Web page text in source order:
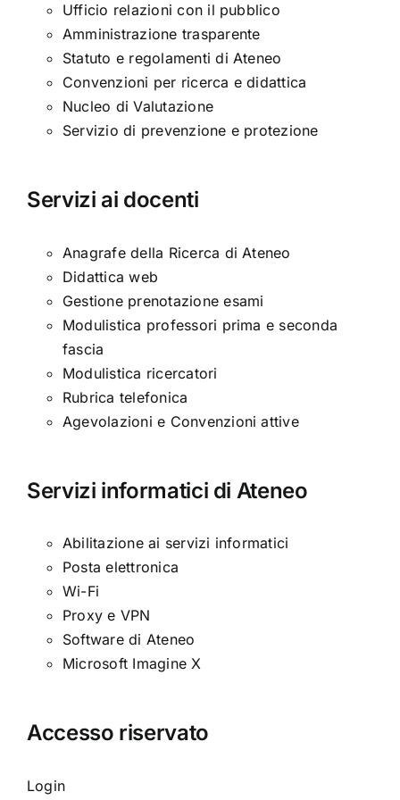
Ufficio relazioni con il pubblico
Amministrazione trasparente
Statuto e regolamenti di Ateneo
Convenzioni per ricerca e didattica
Nucleo di Valutazione
Servizio di prevenzione e protezione
Servizi ai docenti
Anagrafe della Ricerca di Ateneo
Didattica web
Gestione prenotazione esami
Modulistica professori prima e seconda
fascia
Modulistica ricercatori
Rubrica telefonica
Agevolazioni e Convenzioni attive
Servizi informatici di Ateneo
Abilitazione ai servizi informatici
Posta elettronica
Wi-Fi
Proxy e VPN
Software di Ateneo
Microsoft Imagine X
Accesso riservato
Login